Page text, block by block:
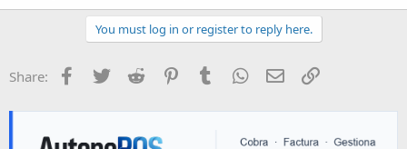
You must log in or register to reply here.
Share: Facebook
TwitterReddit PinterestTumblrWhatsApp
E-mailEnlace